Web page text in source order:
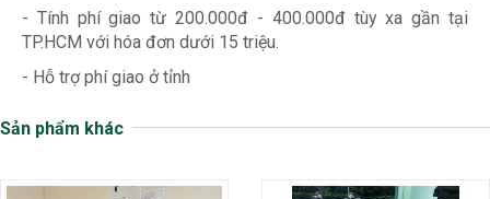
- Tính phí giao từ 200.000đ - 400.000đ tùy xa gần tại
TP.HCM với hóa đơn dưới 15 triệu.
- Hỗ trợ phí giao ở tỉnh
Sản phẩm khác